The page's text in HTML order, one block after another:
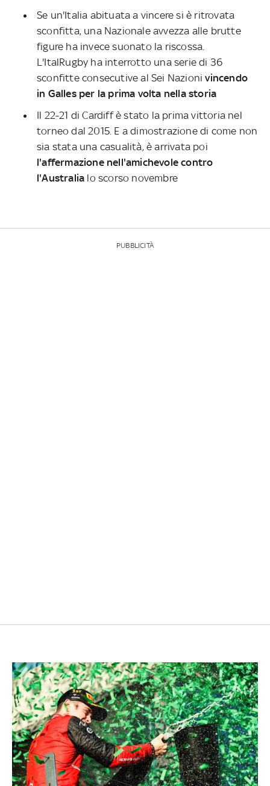
Se un'Italia abituata a vincere si è ritrovata
sconfitta, una Nazionale avvezza alle brutte
figure ha invece suonato la riscossa.
L'ItalRugby ha interrotto una serie di 36
sconfitte consecutive al Sei Nazionivincendo
in Galles per la prima volta nella storia
Il 22-21 di Cardiff è stato la prima vittoria nel
torneo dal 2015. E a dimostrazione di come non
sia stata una casualità, è arrivata poi
l'affermazione nell'amichevole contro
l'Australia lo scorso novembre
PUBBLICITÀ